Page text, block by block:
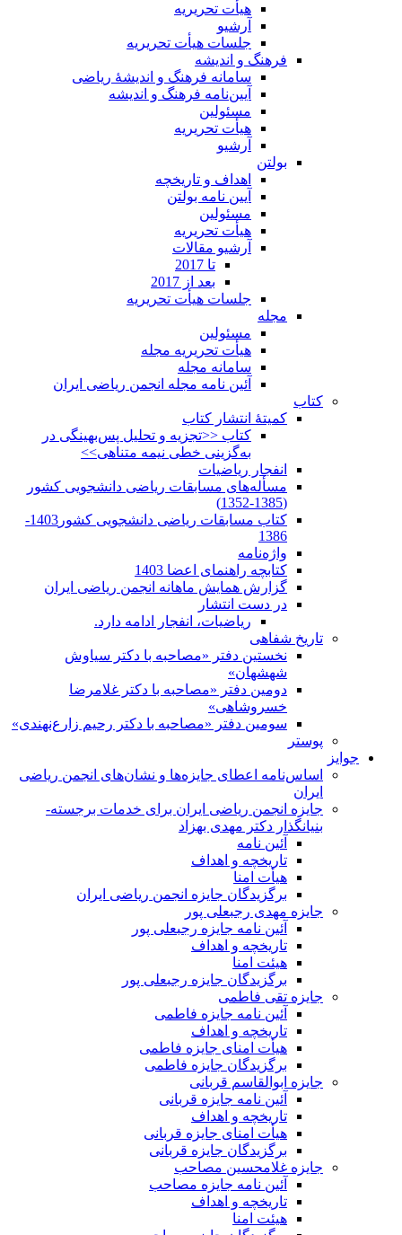
هیأت تحریریه
آرشیو
جلسات هیأت تحریریه
فرهنگ و اندیشه
سامانه فرهنگ و اندیشۀ ریاضی
آیین‌نامه فرهنگ و اندیشه
مسئولین
هیأت تحریریه
آرشیو
بولتن
اهداف و تاریخچه
آیین نامه بولتن
مسئولین
هیأت تحریریه
آرشیو مقالات
تا 2017
بعد از 2017
جلسات هیأت تحریریه
مجله
مسئولین
هیأت تحریریه مجله
سامانه مجله
آئین نامه مجله انجمن ریاضی ایران
کتاب
کمیتۀ انتشار کتاب
کتاب <<تجزیه و تحلیل پس‌بهینگی در
به‌گزینی خطی نیمه متناهی>>
انفجار ریاضیات
مسأله‌های مسابقات ریاضی دانشجویی کشور
(1385-1352)
کتاب مسابقات ریاضی دانشجویی کشور1403-
1386
واژه‌نامه
کتابچه راهنمای اعضا 1403
گزارش همایش ماهانه انجمن ریاضی ایران
در دست انتشار
ریاضیات، انفجار ادامه دارد.
تاریخ شفاهی
نخستین دفتر «مصاحبه با دکتر سیاوش
شهشهان»
دومین دفتر «مصاحبه با دکتر غلامرضا
خسروشاهی»
سومین دفتر «مصاحبه با دکتر رحیم زارع‌نهندی»
پوستر
جوایز
اساس‌نامه اعطای جایزه‌ها و نشان‌های انجمن ریاضی
ایران
جایزه انجمن ریاضی ایران برای خدمات برجسته-
بنیانگذار دکتر مهدی بهزاد
آئین نامه
تاریخچه و اهداف
هیأت امنا
برگزیدگان جایزه انجمن ریاضی ایران
جایزه مهدی رجبعلی پور
آئین نامه جایزه رجبعلی پور
تاریخچه و اهداف
هیئت امنا
برگزیدگان جایزه رجبعلی پور
جایزه تقی فاطمی
آئین نامه جایزه فاطمی
تاریخچه و اهداف
هیأت امنای جایزه فاطمی
برگزیدگان جایزه فاطمی
جایزه ابوالقاسم قربانی
آئین نامه جایزه قربانی
تاریخچه و اهداف
هیأت امنای جایزه قربانی
برگزیدگان جایزه قربانی
جایزه غلامحسین مصاحب
آئین نامه جایزه مصاحب
تاریخچه و اهداف
هیئت امنا